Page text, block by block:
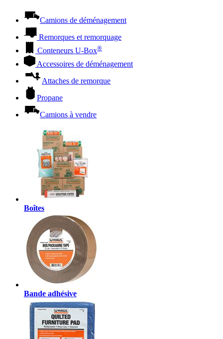
Camions de déménagement
Remorques et remorquage
Conteneurs U-Box®
Accessoires de déménagement
Attaches de remorque
Propane
Camions à vendre
Boîtes
Bande adhésive